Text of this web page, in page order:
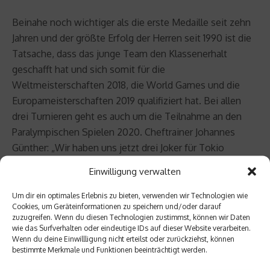
Einwilligung verwalten
Um dir ein optimales Erlebnis zu bieten, verwenden wir Technologien wie
Cookies, um Geräteinformationen zu speichern und/oder darauf
zuzugreifen. Wenn du diesen Technologien zustimmst, können wir Daten
wie das Surfverhalten oder eindeutige IDs auf dieser Website verarbeiten.
Wenn du deine Einwillligung nicht erteilst oder zurückziehst, können
bestimmte Merkmale und Funktionen beeinträchtigt werden.
Beinahe noch wichtiger als die erste Medaille seit zehn
Jahren und der größte Erfolg der Herren seit 1990 ist die
Tatsache, dass das junge Team den Klassenerhalt
geschafft hat und sich somit für die
Weltmeisterschaften 2018, die World Games und die
Europameisterschaften 2019 qualifiziert hat. Bei allen
drei Turnieren geht es auch um die Teilnahme an den
Paralympischen Spielen 2020. Cheftrainer Johannes
Günther: „Wir haben uns jetzt drei Joker für Tokio
nach EM-Silber weiter hungrig.“
Zufriedenheit herrschte auch bei den deutschen Damen.
Nach der knappen 2:5-Niederlage im Viertelfinale gegen
die späteren Europameisterinnen aus Russland
entschied Deutschland das wichtige Spiel um Platz